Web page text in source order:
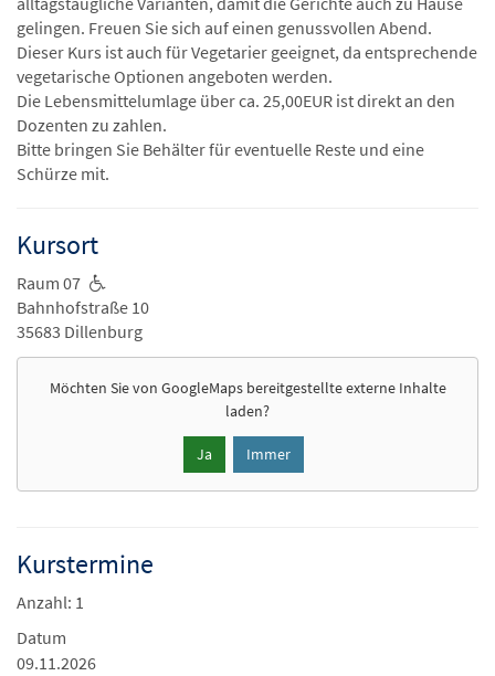
gelingen. Freuen Sie sich auf einen genussvollen Abend.
Dieser Kurs ist auch für Vegetarier geeignet, da entsprechende
vegetarische Optionen angeboten werden.
Die Lebensmittelumlage über ca. 25,00EUR ist direkt an den
Dozenten zu zahlen.
Bitte bringen Sie Behälter für eventuelle Reste und eine
Schürze mit.
Kursort
Raum 07
Bahnhofstraße 10
35683 Dillenburg
Möchten Sie von GoogleMapsbereitgestellte externe Inhalte
laden?
Ja Immer
Kurstermine
Anzahl: 1
Datum
09.11.2026